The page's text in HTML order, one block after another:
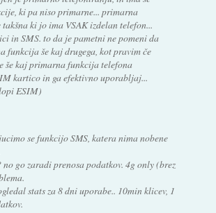
ki pa niso primarne... primarna
ki jo ima VSAK izdelan telefon...
in SMS. to da je pametni ne pomeni da
funkcija še kaj drugega, kot pravim če
še kaj primarna funkcija telefona
kartico in ga efektivno uporabljaj...
ESIM)
se funkcijo SMS, katera nima nobene
no go zaradi prenosa podatkov. 4g only (brez
stats za 8 dni uporabe.. 10min klicev, 1